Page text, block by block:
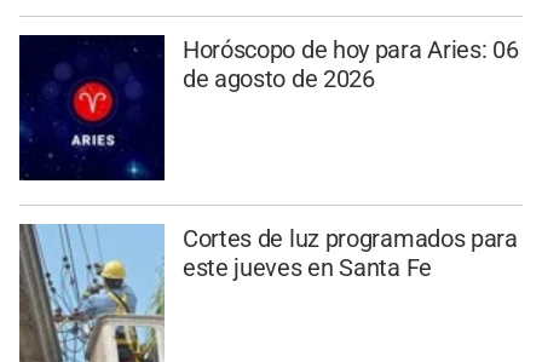
Horóscopo de hoy para Aries: 06
de agosto de 2026
Cortes de luz programados para
este jueves en Santa Fe